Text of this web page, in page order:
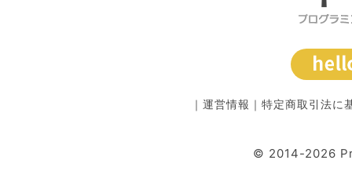
｜ 運営情報 ｜ 特定商取引法に
© 2014-2026